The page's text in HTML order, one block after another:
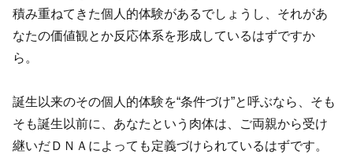
積み重ねてきた個人的体験があるでしょうし、それがあ
なたの価値観とか反応体系を形成しているはずですか
ら。
誕生以来のその個人的体験を“条件づけ”と呼ぶなら、そも
そも誕生以前に、あなたという肉体は、ご両親から受け
継いだＤＮＡによっても定義づけられているはずです。